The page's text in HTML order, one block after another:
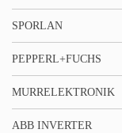
SPORLAN
PEPPERL+FUCHS
MURRELEKTRONIK
ABB INVERTER